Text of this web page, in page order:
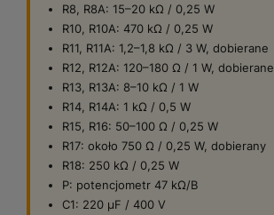
R8, R8A: 15–20 kΩ / 0,25 W
R10, R10A: 470 kΩ / 0,25 W
R11, R11A: 1,2–1,8 kΩ / 3 W, dobierane
R12, R12A: 120–180 Ω / 1 W, dobierane
R13, R13A: 8–10 kΩ / 1 W
R14, R14A: 1 kΩ / 0,5 W
R15, R16: 50–100 Ω / 0,25 W
R17: około 750 Ω / 0,25 W, dobierany
R18: 250 kΩ / 0,25 W
P: potencjometr 47 kΩ/B
C1: 220 µF / 400 V